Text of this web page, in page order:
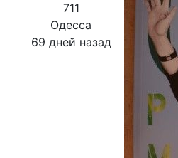
711
Одесса
69 дней назад